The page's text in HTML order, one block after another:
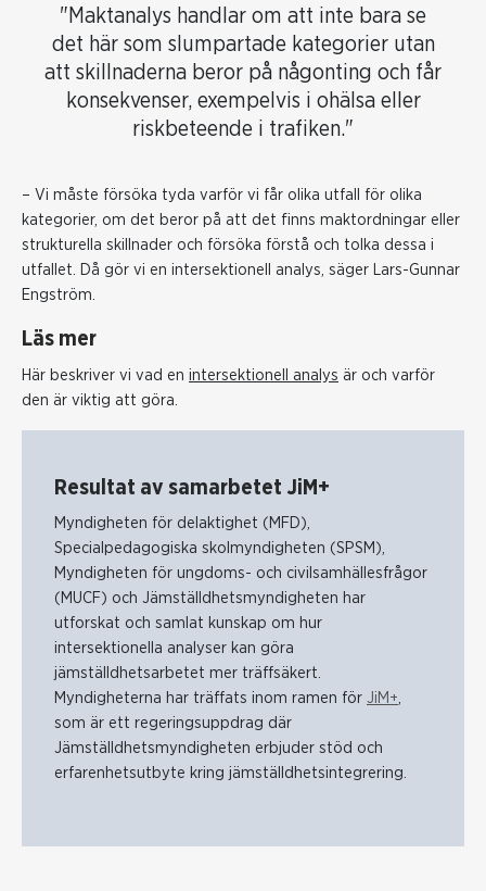
"Maktanalys handlar om att inte bara se
det här som slumpartade kategorier utan
att skillnaderna beror på någonting och får
konsekvenser, exempelvis i ohälsa eller
riskbeteende i trafiken."
– Vi måste försöka tyda varför vi får olika utfall för olika
kategorier, om det beror på att det finns maktordningar eller
strukturella skillnader och försöka förstå och tolka dessa i
utfallet. Då gör vi en intersektionell analys, säger Lars-Gunnar
Engström.
Läs mer
Här beskriver vi vad en intersektionell analys är och varför
den är viktig att göra.
Resultat av samarbetet JiM+
Myndigheten för delaktighet (MFD),
Specialpedagogiska skolmyndigheten (SPSM),
Myndigheten för ungdoms- och civilsamhällesfrågor
(MUCF) och Jämställdhetsmyndigheten har
utforskat och samlat kunskap om hur
intersektionella analyser kan göra
jämställdhetsarbetet mer träffsäkert.
Myndigheterna har träffats inom ramen för JiM+,
som är ett regeringsuppdrag där
Jämställdhetsmyndigheten erbjuder stöd och
erfarenhetsutbyte kring jämställdhetsintegrering.